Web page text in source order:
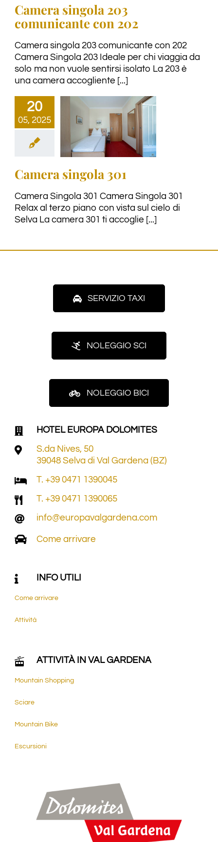
Camera singola 203
comunicante con 202
Camera singola 203 comunicante con 202
Camera Singola 203 Ideale per chi viaggia da
solo ma non vuole sentirsi isolato La 203 è
una camera accogliente [...]
20
05, 2025
Camera singola
Camera singola 301
Camera Singola 301 Camera Singola 301
Relax al terzo piano con vista sul cielo di
Selva La camera 301 ti accoglie [...]
SERVIZIO TAXI
NOLEGGIO SCI
NOLEGGIO BICI
HOTEL EUROPA DOLOMITES
S.da Nives, 50
39048 Selva di Val Gardena (BZ)
T. +39 0471 1390045
T. +39 0471 1390065
info@europavalgardena.com
Come arrivare
INFO UTILI
Come arrivare
Attività
ATTIVITÀ IN VAL GARDENA
Mountain Shopping
Sciare
Mountain Bike
Escursioni